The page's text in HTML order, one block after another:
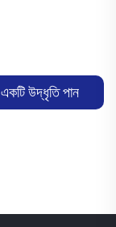
একটি উদ্ধৃতি পান